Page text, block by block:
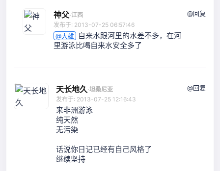
神父·江西
发布于: 2013-07-25 06:57:46
@大雄 自来水跟河里的水差不多，在河
里游泳比喝自来水安全多了
@回复
天长地久·坦桑尼亚
发布于: 2013-07-25 12:16:43
来非洲游泳
纯天然
无污染
话说你日记已经有自己风格了
继续坚持
@回复